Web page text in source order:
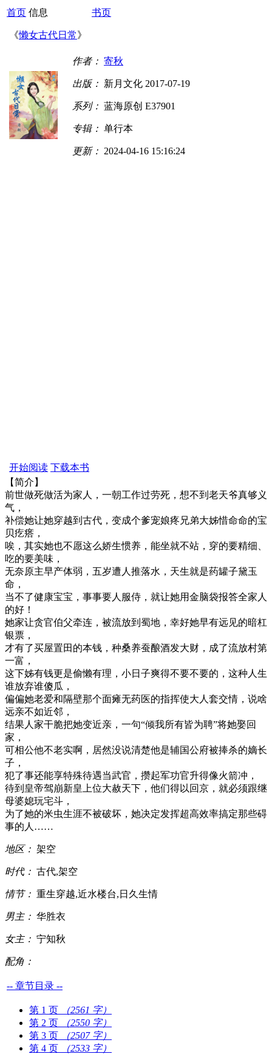
首页 信息 书页
《懒女古代日常》
作者： 寄秋
出版： 新月文化 2017-07-19
系列： 蓝海原创 E37901
专辑： 单行本
更新： 2024-04-16 15:16:24
开始阅读 下载本书
【简介】
前世做死做活为家人，一朝工作过劳死，想不到老天爷真够义
气，
补偿她让她穿越到古代，变成个爹宠娘疼兄弟大姊惜命命的宝
贝疙瘩，
唉，其实她也不愿这么娇生惯养，能坐就不站，穿的要精细、
吃的要美味，
无奈原主早产体弱，五岁遭人推落水，天生就是药罐子黛玉
命，
当不了健康宝宝，事事要人服侍，就让她用金脑袋报答全家人
的好！
她家让贪官伯父牵连，被流放到蜀地，幸好她早有远见的暗杠
银票，
才有了买屋置田的本钱，种桑养蚕酿酒发大财，成了流放村第
一富，
这下姊有钱更是偷懒有理，小日子爽得不要不要的，这种人生
谁放弃谁傻瓜，
偏偏她老爱和隔壁那个面瘫无药医的指挥使大人套交情，说啥
远亲不如近邻，
结果人家干脆把她变近亲，一句“倾我所有皆为聘”将她娶回
家，
可相公他不老实啊，居然没说清楚他是辅国公府被捧杀的嫡长
子，
犯了事还能享特殊待遇当武官，攒起军功官升得像火箭冲，
待到皇帝驾崩新皇上位大赦天下，他们得以回京，就必须跟继
母婆媳玩宅斗，
为了她的米虫生涯不被破坏，她决定发挥超高效率搞定那些碍
事的人……
地区： 架空
时代： 古代,架空
情节： 重生穿越,近水楼台,日久生情
男主： 华胜衣
女主： 宁知秋
配角：
-- 章节目录 --
第 1 页
（2561 字）
第 2 页
（2550 字）
第 3 页
（2507 字）
第 4 页
（2533 字）